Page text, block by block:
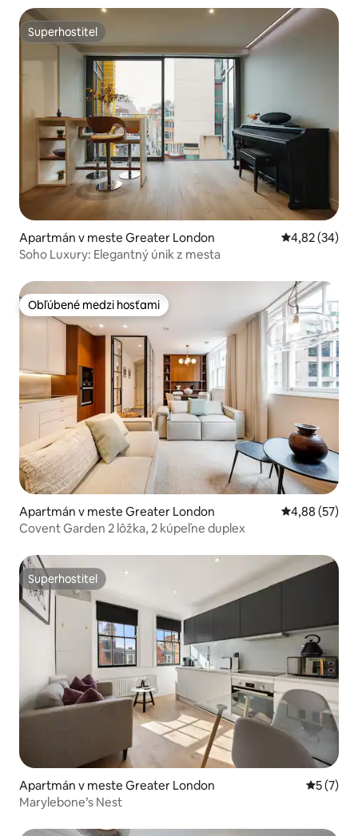
Superhostiteľ
Superhostiteľ
Apartmán v meste Greater London Priemerné
4,82 (34)
Soho Luxury: Elegantný únik z mesta
Obľúbené medzi hosťami
Obľúbené medzi hosťami
Apartmán v meste Greater London Priemerné
4,88 (57)
Covent Garden 2 lôžka, 2 kúpeľne duplex
Superhostiteľ
Superhostiteľ
Apartmán v meste Greater London
5 (7)
Marylebone’s Nest